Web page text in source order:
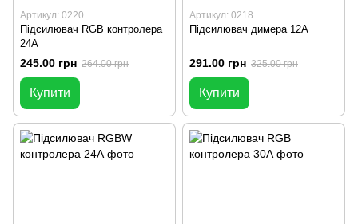
Артикул: 0220
Підсилювач RGB контролера
24А
245.00 грн 264.00 грн
Купити
Артикул: 0218
Підсилювач димера 12А
291.00 грн 325.00 грн
Купити